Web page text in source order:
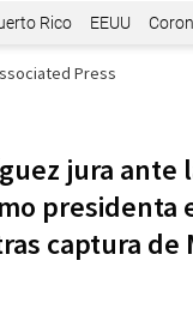
Rico EEUU
Press
jura ante
presidenta
captura de